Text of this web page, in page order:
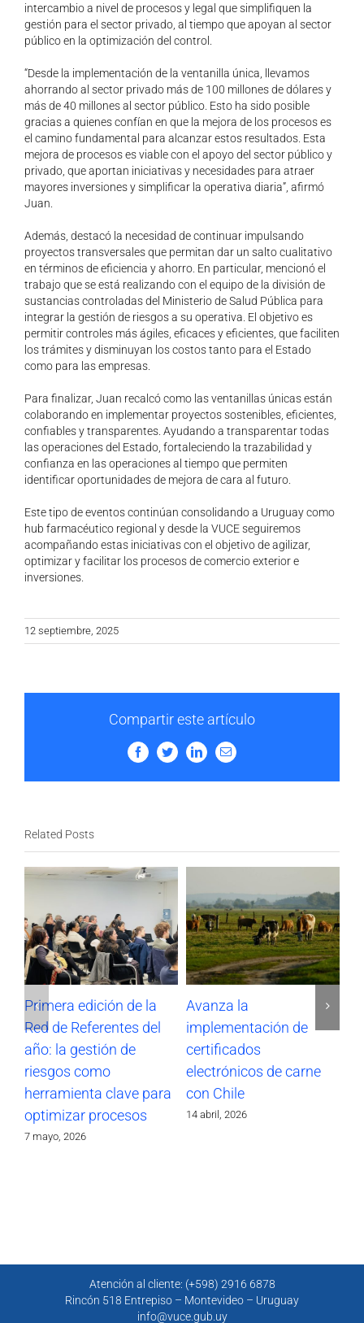
intercambio a nivel de procesos y legal que simplifiquen la
gestión para el sector privado, al tiempo que apoyan al sector
público en la optimización del control.
“Desde la implementación de la ventanilla única, llevamos
ahorrando al sector privado más de 100 millones de dólares y
más de 40 millones al sector público. Esto ha sido posible
gracias a quienes confían en que la mejora de los procesos es
el camino fundamental para alcanzar estos resultados. Esta
mejora de procesos es viable con el apoyo del sector público y
privado, que aportan iniciativas y necesidades para atraer
mayores inversiones y simplificar la operativa diaria”, afirmó
Juan.
Además, destacó la necesidad de continuar impulsando
proyectos transversales que permitan dar un salto cualitativo
en términos de eficiencia y ahorro. En particular, mencionóel
trabajo que se está realizando con el equipo de la división de
sustancias controladas del Ministerio de Salud Pública para
integrar la gestión de riesgos a su operativa. El objetivo es
permitir controles más ágiles, eficaces y eficientes, que faciliten
los trámites y disminuyan los costos tanto para el Estado
como para las empresas.
Para finalizar, Juan recalcó como las ventanillas únicas están
colaborando en implementar proyectos sostenibles, eficientes,
confiables y transparentes. Ayudando a transparentar todas
las operaciones del Estado, fortaleciendo la trazabilidad y
confianza en las operaciones al tiempo que permiten
identificar oportunidades de mejora de cara al futuro.
Este tipo de eventos continúan consolidando a Uruguay como
hub farmacéutico regional y desde la VUCE seguiremos
acompañando estas iniciativas con el objetivo de agilizar,
optimizar y facilitar los procesos de comercio exterior e
inversiones.
12 septiembre, 2025
Compartir este artículo
FacebookTwitterLinkedInEmail
Related Posts
Primera edición de la
Red de Referentes del
año: la gestión de
riesgos como
herramienta clave para
optimizar procesos
7 mayo, 2026
Avanza la
implementación de
certificados
electrónicos de carne
con Chile
14 abril, 2026
Atención al cliente: (+598) 2916 6878
Rincón 518 Entrepiso – Montevideo – Uruguay
info@vuce.gub.uy